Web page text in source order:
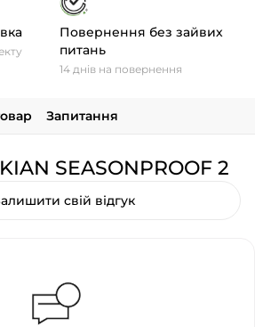
Повернення без зайвих
питань
14 днів на повернення
Запитання
SEASONPROOF 2
свій відгук